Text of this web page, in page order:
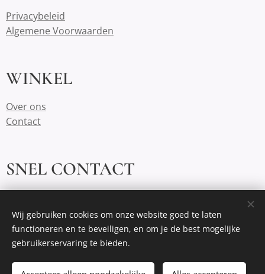
Privacybeleid
Algemene Voorwaarden
WINKEL
Over ons
Contact
SNEL CONTACT
https://www.instagram.com/demeeplehoeve/
Cookies
Wij gebruiken cookies om onze website goed te laten
functioneren en te beveiligen, en om je de best mogelijke
gebruikerservaring te bieden.